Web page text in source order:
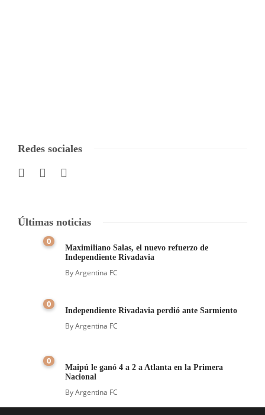
Redes sociales
Últimas noticias
0
Maximiliano Salas, el nuevo refuerzo de
Independiente Rivadavia
ByArgentina FC
0
Independiente Rivadavia perdió ante Sarmiento
ByArgentina FC
0
Maipú le ganó 4 a 2 a Atlanta en la Primera
Nacional
ByArgentina FC